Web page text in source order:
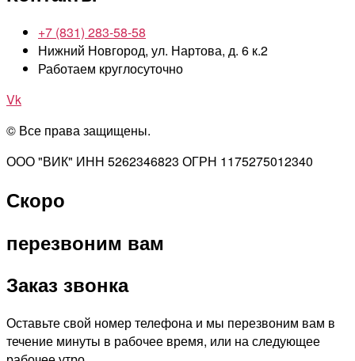
+7 (831) 283-58-58
Нижний Новгород, ул. Нартова, д. 6 к.2
Работаем круглосуточно
Vk
© Все права защищены.
ООО "ВИК" ИНН 5262346823 ОГРН 1175275012340
Скоро
перезвоним вам
Заказ звонка
Оставьте свой номер телефона и мы перезвоним вам в
течение минуты в рабочее время, или на следующее